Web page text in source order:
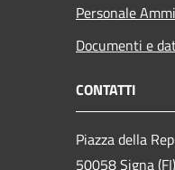
Personale
Documenti e
CONTATTI
Piazza della
50058 Signa (FI)